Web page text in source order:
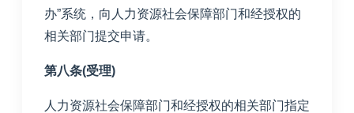
办”系统，向人力资源社会保障部门和经授权的
相关部门提交申请。
第八条(受理)
人力资源社会保障部门和经授权的相关部门指定